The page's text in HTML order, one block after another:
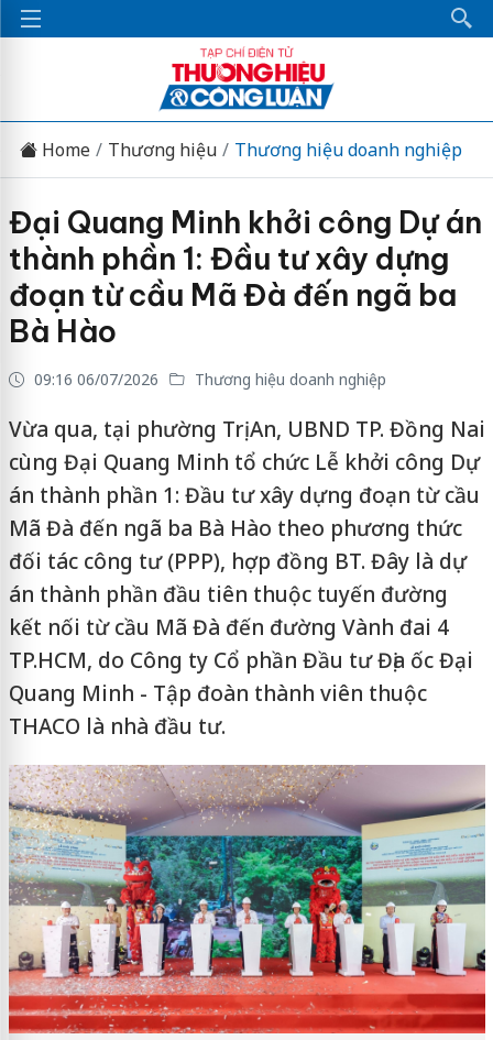
Home Thương hiệu Thương hiệu doanh nghiệp
Đại Quang Minh khởi công Dự án
thành phần 1: Đầu tư xây dựng
đoạn từ cầu Mã Đà đến ngã ba
Bà Hào
09:16 06/07/2026 Thương hiệu doanh nghiệp
Vừa qua, tại phường Trị An, UBND TP. Đồng Nai
cùng Đại Quang Minh tổ chức Lễ khởi công Dự
án thành phần 1: Đầu tư xây dựng đoạn từ cầu
Mã Đà đến ngã ba Bà Hào theo phương thức
đối tác công tư (PPP), hợp đồng BT. Đây là dự
án thành phần đầu tiên thuộc tuyến đường
kết nối từ cầu Mã Đà đến đường Vành đai 4
TP.HCM, do Công ty Cổ phần Đầu tư Địa ốc Đại
Quang Minh - Tập đoàn thành viên thuộc
THACO là nhà đầu tư.